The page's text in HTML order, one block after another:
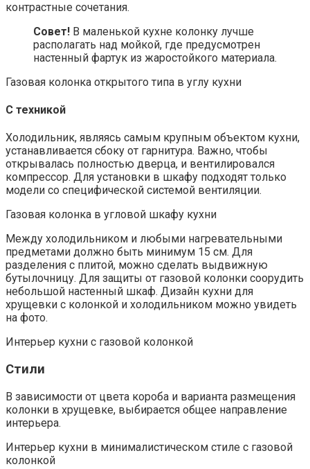
контрастные сочетания.
Совет! В маленькой кухне колонку лучше
располагать над мойкой, где предусмотрен
настенный фартук из жаростойкого материала.
Газовая колонка открытого типа в углу кухни
С техникой
Холодильник, являясь самым крупным объектом кухни,
устанавливается сбоку от гарнитура. Важно, чтобы
открывалась полностью дверца, и вентилировался
компрессор. Для установки в шкафу подходят только
модели со специфической системой вентиляции.
Газовая колонка в угловой шкафу кухни
Между холодильником и любыми нагревательными
предметами должно быть минимум 15 см. Для
разделения с плитой, можно сделать выдвижную
бутылочницу. Для защиты от газовой колонки соорудить
небольшой настенный шкаф. Дизайн кухни для
хрущевки с колонкой и холодильником можно увидеть
на фото.
Интерьер кухни с газовой колонкой
Стили
В зависимости от цвета короба и варианта размещения
колонки в хрущевке, выбирается общее направление
интерьера.
Интерьер кухни в минималистическом стиле с газовой
колонкой